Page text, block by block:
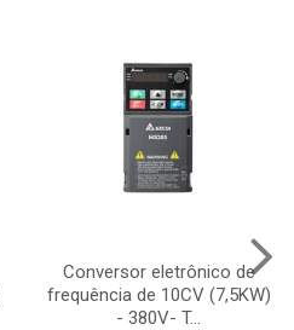
Conversor eletrônico de
frequência de 10CV (7,5KW)
- 380V- T...